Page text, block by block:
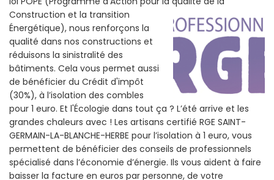
Construction et la transition
Énergétique), nous renforçons la
qualité dans nos constructions et
réduisons la sinistralité des
bâtiments. Cela vous permet aussi
de bénéficier du Crédit d'impôt
(30%), à l’isolation des combles
pour 1 euro. Et l'Écologie dans tout ça ? L’été arrive et les
grandes chaleurs avec ! Les artisans certifié RGE SAINT-
GERMAIN-LA-BLANCHE-HERBE pour l’isolation à 1 euro, vous
permettent de bénéficier des conseils de professionnels
spécialisé dans l’économie d’énergie. Ils vous aident à faire
baisser la facture en euros par personne, de votre